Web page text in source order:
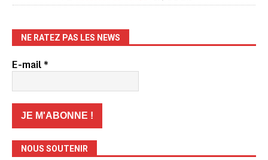
NE RATEZ PAS LES NEWS
E-mail*
NOUS SOUTENIR